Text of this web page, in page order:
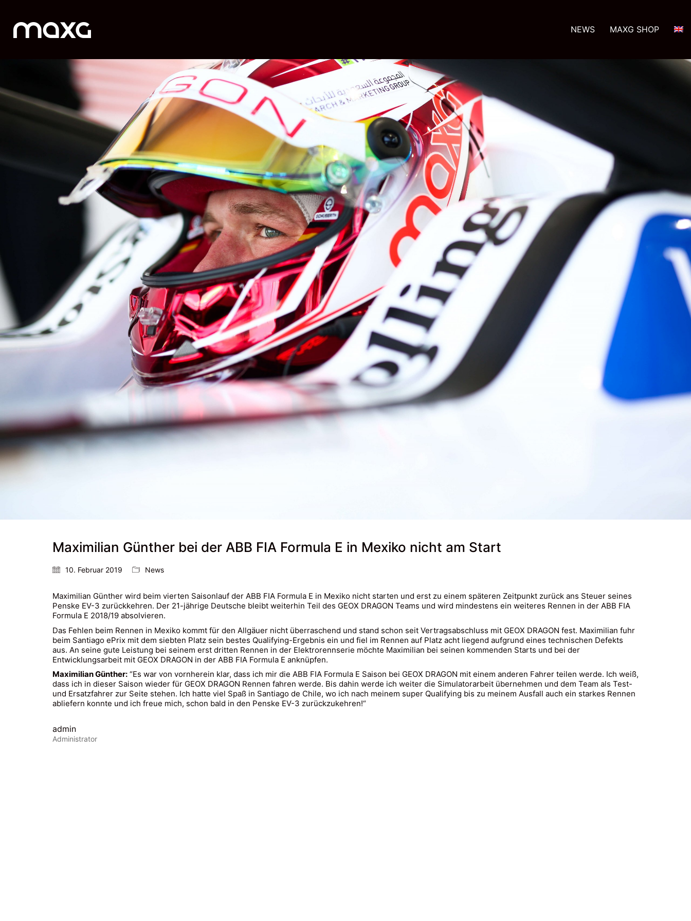
NEWS MAXG SHOP
Maximilian Günther bei der ABB FIA Formula E in Mexiko nicht am Start
10. Februar 2019 News
Maximilian Günther wird beim vierten Saisonlauf der ABB FIA Formula E in Mexiko nicht starten und erst zu einem späteren Zeitpunkt zurück ans Steuer seines
Penske EV-3 zurückkehren. Der 21-jährige Deutsche bleibt weiterhin Teil des GEOX DRAGON Teams und wird mindestens ein weiteres Rennen in der ABB FIA
Formula E 2018/19 absolvieren.
Das Fehlen beim Rennen in Mexiko kommt für den Allgäuer nicht überraschend und stand schon seit Vertragsabschluss mit GEOX DRAGON fest. Maximilian fuhr
beim Santiago ePrix mit dem siebten Platz sein bestes Qualifying-Ergebnis ein und fiel im Rennen auf Platz acht liegend aufgrund eines technischen Defekts
aus. An seine gute Leistung bei seinem erst dritten Rennen in der Elektrorennserie möchte Maximilian bei seinen kommenden Starts und bei der
Entwicklungsarbeit mit GEOX DRAGON in der ABB FIA Formula E anknüpfen.
Maximilian Günther: ​​“Es war von vornherein klar, dass ich mir die ABB FIA Formula E Saison bei GEOX DRAGON mit einem anderen Fahrer teilen werde. Ich weiß,
dass ich in dieser Saison wieder für GEOX DRAGON Rennen fahren werde. Bis dahin werde ich weiter die Simulatorarbeit übernehmen und dem Team als Test-
und Ersatzfahrer zur Seite stehen. Ich hatte viel Spaß in Santiago de Chile, wo ich nach meinem super Qualifying bis zu meinem Ausfall auch ein starkes Rennen
abliefern konnte und ich freue mich, schon bald in den Penske EV-3 zurückzukehren!“
admin
Administrator